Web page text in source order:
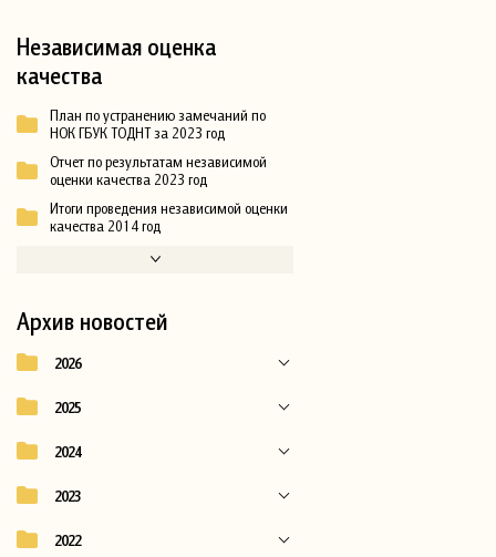
Независимая оценка
качества
План по устранению замечаний по
НОК ГБУК ТОДНТ за 2023 год
Отчет по результатам независимой
оценки качества 2023 год
Итоги проведения независимой оценки
качества 2014 год
Архив новостей
2026
2025
2024
2023
2022